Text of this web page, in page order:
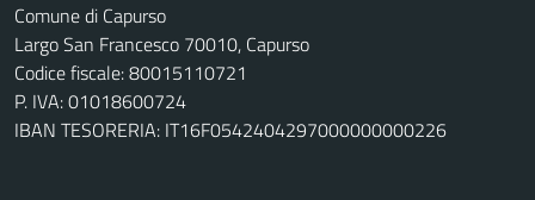
Comune di Capurso
Largo San Francesco 70010, Capurso
Codice fiscale: 80015110721
P. IVA: 01018600724
IBAN TESORERIA: IT16F0542404297000000000226